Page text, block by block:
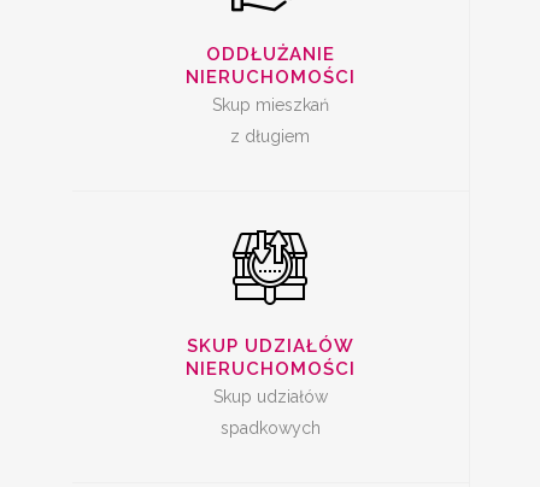
ODDŁUŻANIE
NIERUCHOMOŚCI
Skup mieszkań
z długiem
SKUP UDZIAŁÓW
NIERUCHOMOŚCI
Skup udziałów
spadkowych
NIERUCHOMOŚCI
SPRZEDAŻ
MIESZKANIA Z
LOKATOREM